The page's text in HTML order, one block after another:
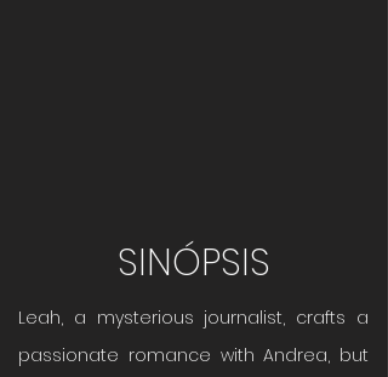
SINÓPSIS
Leah, a mysterious journalist, crafts a
passionate romance with Andrea, but